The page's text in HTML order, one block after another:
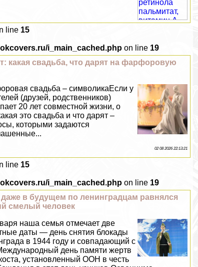
line 15
i_main_cached.php on line 19
какая свадьба, что дарят на фарфоровую
свадьба – символикаЕсли у
(друзей, родственников)
20 лет совместной жизни, о
это свадьба и что дарят –
которыми задаются
02 08 2026 22:13:21
line 15
i_main_cached.php on line 19
в будущем по ленинградцам равнялся
смелый человек
наша семья отмечает две
даты — день снятия блокады
в 1944 году и совпадающий с
день памяти жертв
установленный ООН в честь